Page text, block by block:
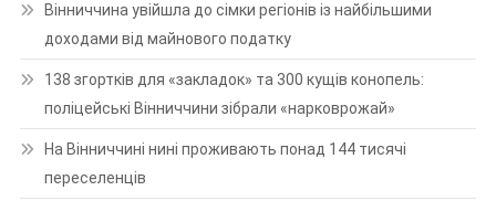
Вінниччина увійшла до сімки регіонів із найбільшими
доходами від майнового податку
138 згортків для «закладок» та 300 кущів конопель:
поліцейські Вінниччини зібрали «нарковрожай»
На Вінниччині нині проживають понад 144 тисячі
переселенців